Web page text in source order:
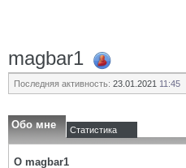
magbar1
Последняя активность: 23.01.2021 11:45
Обо мне Статистика
О magbar1